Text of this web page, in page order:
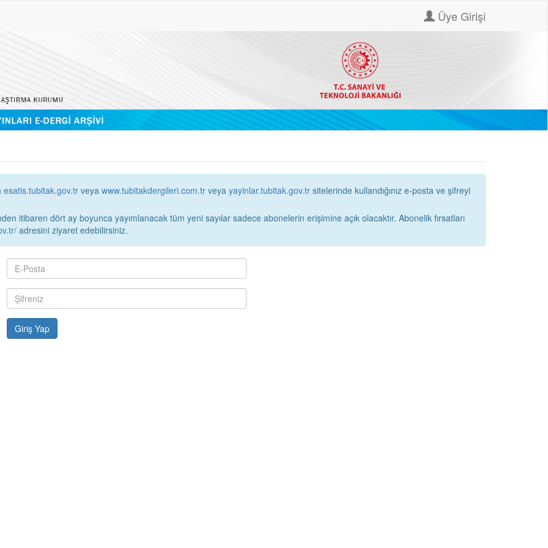
Üye Girişi
esatis.tubitak.gov.tr veya www.tubitakdergileri.com.tr veya yayinlar.tubitak.gov.tr
itibaren dört ay boyunca yayımlanacak tüm yeni sayılar sadece abonelerin erişimine açık olacaktır. Abonelik fırsatları
adresini ziyaret edebilirsiniz.